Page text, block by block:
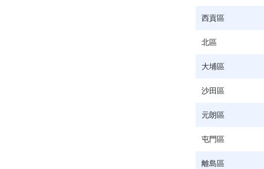
西貢區
北區
大埔區
沙田區
元朗區
屯門區
離島區